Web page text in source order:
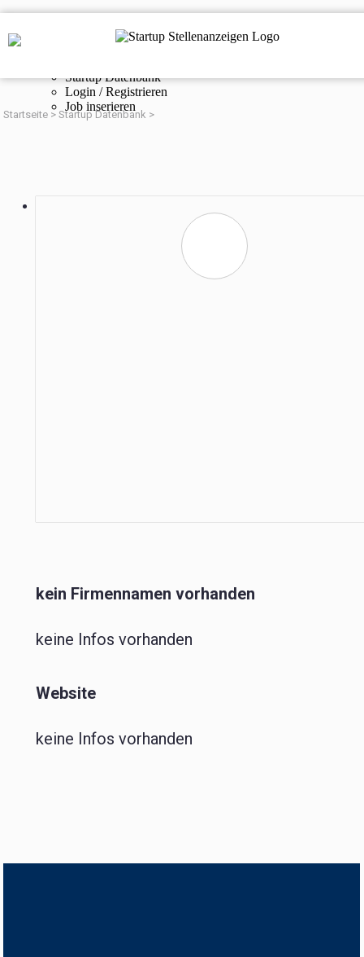
Startup Stellenanzeigen
Startup Datenbank
Login / Registrieren
Job inserieren
Startseite >Startup Datenbank >
kein Firmennamen vorhanden
keine Infos vorhanden
Website
keine Infos vorhanden